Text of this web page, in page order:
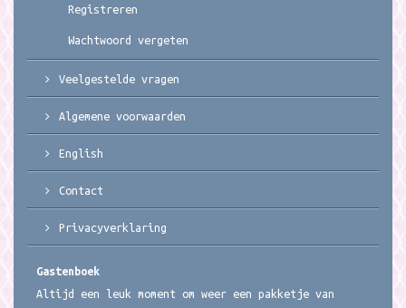
Registreren
Wachtwoord vergeten
Veelgestelde vragen
Algemene voorwaarden
English
Contact
Privacyverklaring
Gastenboek
Altijd een leuk moment om weer een pakketje van